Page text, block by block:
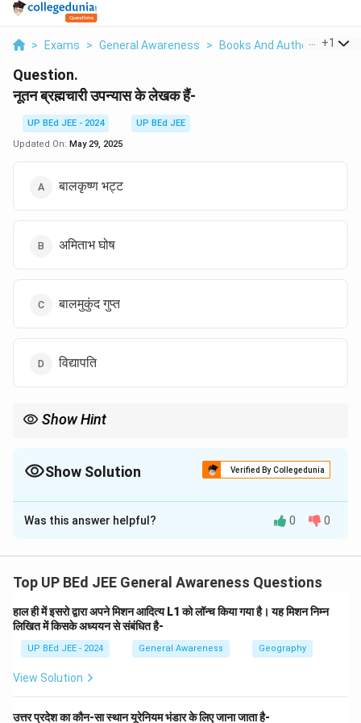
> Exams > General Awareness > Books And Author >+1
Question.
नूतन ब्रह्मचारी उपन्यास के लेखक हैं-
UP BEd JEE - 2024
UP BEd JEE
Updated On: May 29, 2025
बालकृष्ण भट्ट
अमिताभ घोष
बालमुकुंद गुप्त
विद्यापति
Show Hint
रहा है।Show Solution Verified By Collegedunia
The Correct Option isA
Solution and Explanation
यह प्रश्न प्रसिद्ध हिंदी उपन्यास 'नूतन ब्रह्मचारी' के लेखक की पहचान
संबंधित एक महत्वपूर्ण सामान्य ज्ञान का प्रश्न है।चरण 2: विभिन्न
विकल्पों का विश्लेषण करें और लेखक के कार्यों को जानें
(A) बालकृष्ण भट्ट:
विकास में महत्वपूर्ण योगदान के लिए जाना जाता है। 'नूतन ब्रह्मचारी'
Was this answer helpful? 0 0
Top UP BEd JEE General Awareness Questions
हाल ही में इसरो द्वारा अपने मिशन आदित्य L1 को लॉन्च किया गया है। यह मिशन निम्न
लिखित में किसके अध्ययन से संबंधित है-
UP BEd JEE - 2024 General Awareness Geography
View Solution
उत्तर प्रदेश का कौन-सा स्थान यूरेनियम भंडार के लिए जाना जाता है-